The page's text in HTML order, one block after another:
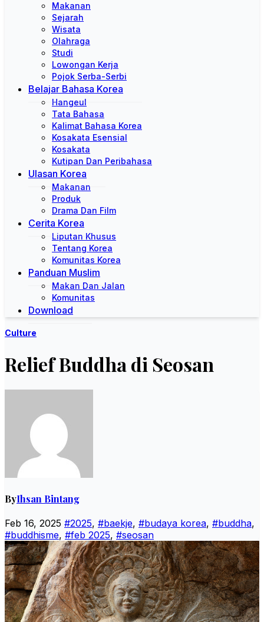
Makanan
Sejarah
Wisata
Olahraga
Studi
Lowongan Kerja
Pojok Serba-Serbi
Belajar Bahasa Korea
Hangeul
Tata Bahasa
Kalimat Bahasa Korea
Kosakata Esensial
Kosakata
Kutipan Dan Peribahasa
Ulasan Korea
Makanan
Produk
Drama Dan Film
Cerita Korea
Liputan Khusus
Tentang Korea
Komunitas Korea
Panduan Muslim
Makan Dan Jalan
Komunitas
Download
Culture
Relief Buddha di Seosan
ByIhsan Bintang
Feb 16, 2025 #2025, #baekje, #budaya korea, #buddha,
#buddhisme, #feb 2025, #seosan